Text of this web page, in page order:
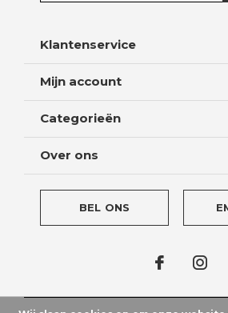
Klantenservice
Mijn account
Categorieën
Over ons
BEL ONS